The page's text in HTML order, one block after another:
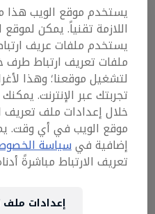
النهائية في مصر.
الجائزة: 12,000 دولار أميركي نقداً
أحداث ذات صلة
يستخدم موقع الويب هذا
اللازمة تقنياً. يمكن
يستخدم ملفات عريف
ملفات تعريف ارتباط طرف
لتشغيل موقعنا؛ وهذا
تجربتك عبر الإنترنت.
خلال إعدادات ملف
موقع الويب في أي وقت.
إضافية فيسياسة
تعريف الارتباط مباشرةً
إعدادات ملف